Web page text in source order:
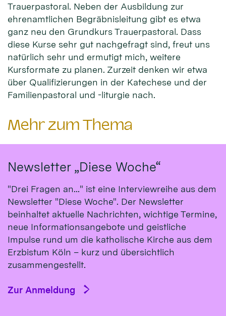
Trauerpastoral. Neben der Ausbildung zur
ehrenamtlichen Begräbnisleitung gibt es etwa
ganz neu den Grundkurs Trauerpastoral. Dass
diese Kurse sehr gut nachgefragt sind, freut uns
natürlich sehr und ermutigt mich, weitere
Kursformate zu planen. Zurzeit denken wir etwa
über Qualifizierungen in der Katechese und der
Familienpastoral und -liturgie nach.
Mehr zum Thema
Newsletter „Diese Woche“
"Drei Fragen an..." ist eine Interviewreihe aus dem
Newsletter "Diese Woche". Der Newsletter
beinhaltet aktuelle Nachrichten, wichtige Termine,
neue Informationsangebote und geistliche
Impulse rund um die katholische Kirche aus dem
Erzbistum Köln – kurz und übersichtlich
zusammengestellt.
Zur Anmeldung